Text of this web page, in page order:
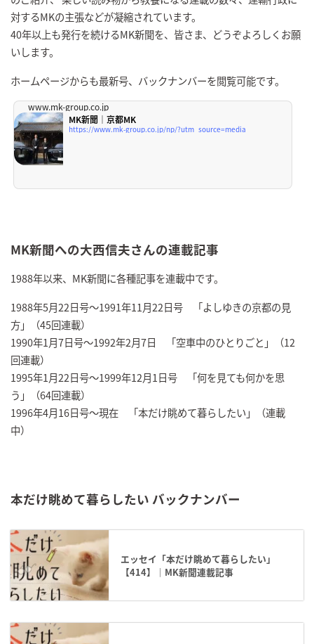
対するMKの主張などが凝縮されています。
40年以上も発行を続けるMK新聞を、皆さま、どうぞよろしくお願
いします。
ホームページからも最新号、バックナンバーを閲覧可能です。
www.mk-group.co.jp
MK新聞｜京都MK
https://www.mk-group.co.jp/np/?utm_source=media
MK新聞への大西信夫さんの連載記事
1988年以来、MK新聞に各種記事を連載中です。
1988年5月22日号～1991年11月22日号 「よしゆきの京都の見
方」（45回連載）
1990年1月7日号～1992年2月7日 「空車中のひとりごと」（12
回連載）
1995年1月22日号～1999年12月1日号 「何を見ても何かを思
う」（64回連載）
1996年4月16日号～現在 「本だけ眺めて暮らしたい」（連載
中）
本だけ眺めて暮らしたい バックナンバー
エッセイ「本だけ眺めて暮らしたい」
【414】｜MK新聞連載記事